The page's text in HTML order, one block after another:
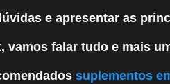
e apresentar as
vamos falar tudo e mais
suplementos